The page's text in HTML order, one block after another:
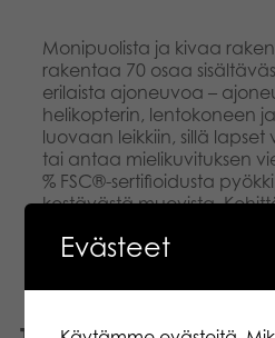
Monipuolista ja kivaa
rakentaa 70 osaa
erilaista ajoneuvoa –
helikopterin, lentokoneen
luovaan leikkiin, sillä
tai antaa mielikuvituksen
% FSC®-sertifioidusta
kestävästä muovista.
Evästeet